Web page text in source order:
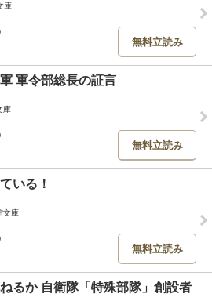
庫
無料立読み
軍令部総長の証言
庫
無料立読み
いる！
文庫
無料立読み
るか 自衛隊「特殊部隊」創設者